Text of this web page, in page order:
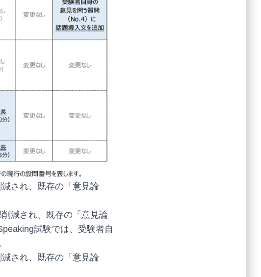
され、既存の「意見論
減され、既存の「意見論
試験では、受験者自
され、既存の「意見論